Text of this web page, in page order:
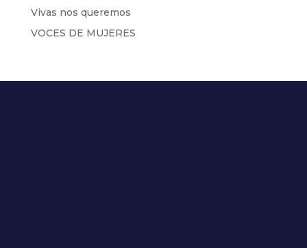
Vivas nos queremos
VOCES DE MUJERES